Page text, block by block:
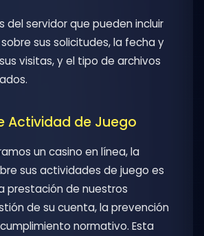
del servidor que pueden incluir
sus solicitudes, la fecha y
visitas, y el tipo de archivos
Actividad de Juego
un casino en línea, la
sus actividades de juego es
prestación de nuestros
de su cuenta, la prevención
normativo. Esta